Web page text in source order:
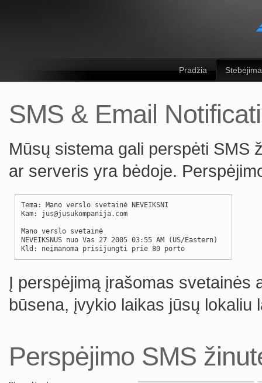
Pradžia
SMS & Email
Mūsų sistema gali perspėti SMS
ar serveris yra bėdoje.
Tema: Mano verslo svetainė NEVEIKSNI
Kam: jus@jusukompanija.com
Mano verslo svetainė
NEVEIKSNUS nuo Vas 27 2005 03:55 AM (US/Eastern)
Kld: neįmanoma prisijungti prie 80 porto
Į perspėjimą įrašomas svetainės
būsena, įvykio laikas jūsų lokaliu
Perspėjimo SMS